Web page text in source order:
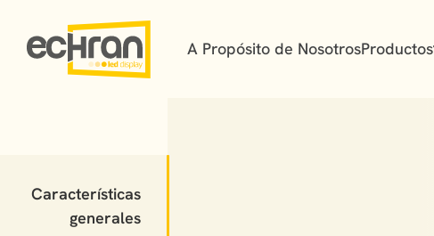
A Propósito de NosotrosProductos
Características
generales